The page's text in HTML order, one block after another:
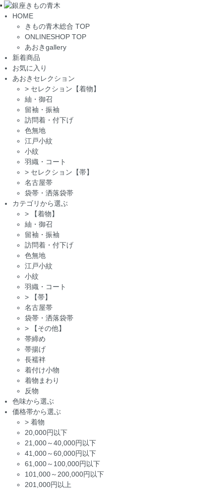
Toggle
navigation
HOME
きもの青木総合 TOP
ONLINESHOP TOP
あおきgallery
新着商品
お気に入り
あおきセレクション
> セレクション【着物】
紬・御召
留袖・振袖
訪問着・付下げ
色無地
江戸小紋
小紋
羽織・コート
> セレクション【帯】
名古屋帯
袋帯・洒落袋帯
カテゴリから選ぶ
>
【着物】
紬・御召
留袖・振袖
訪問着・付下げ
色無地
江戸小紋
小紋
羽織・コート
>
【帯】
名古屋帯
袋帯・洒落袋帯
>
【その他】
帯締め
帯揚げ
長襦袢
着付け小物
着物まわり
反物
色味から選ぶ
価格帯から選ぶ
> 着物
20,000円以下
21,000～40,000円以下
41,000～60,000円以下
61,000～100,000円以下
101,000～200,000円以下
201,000円以上